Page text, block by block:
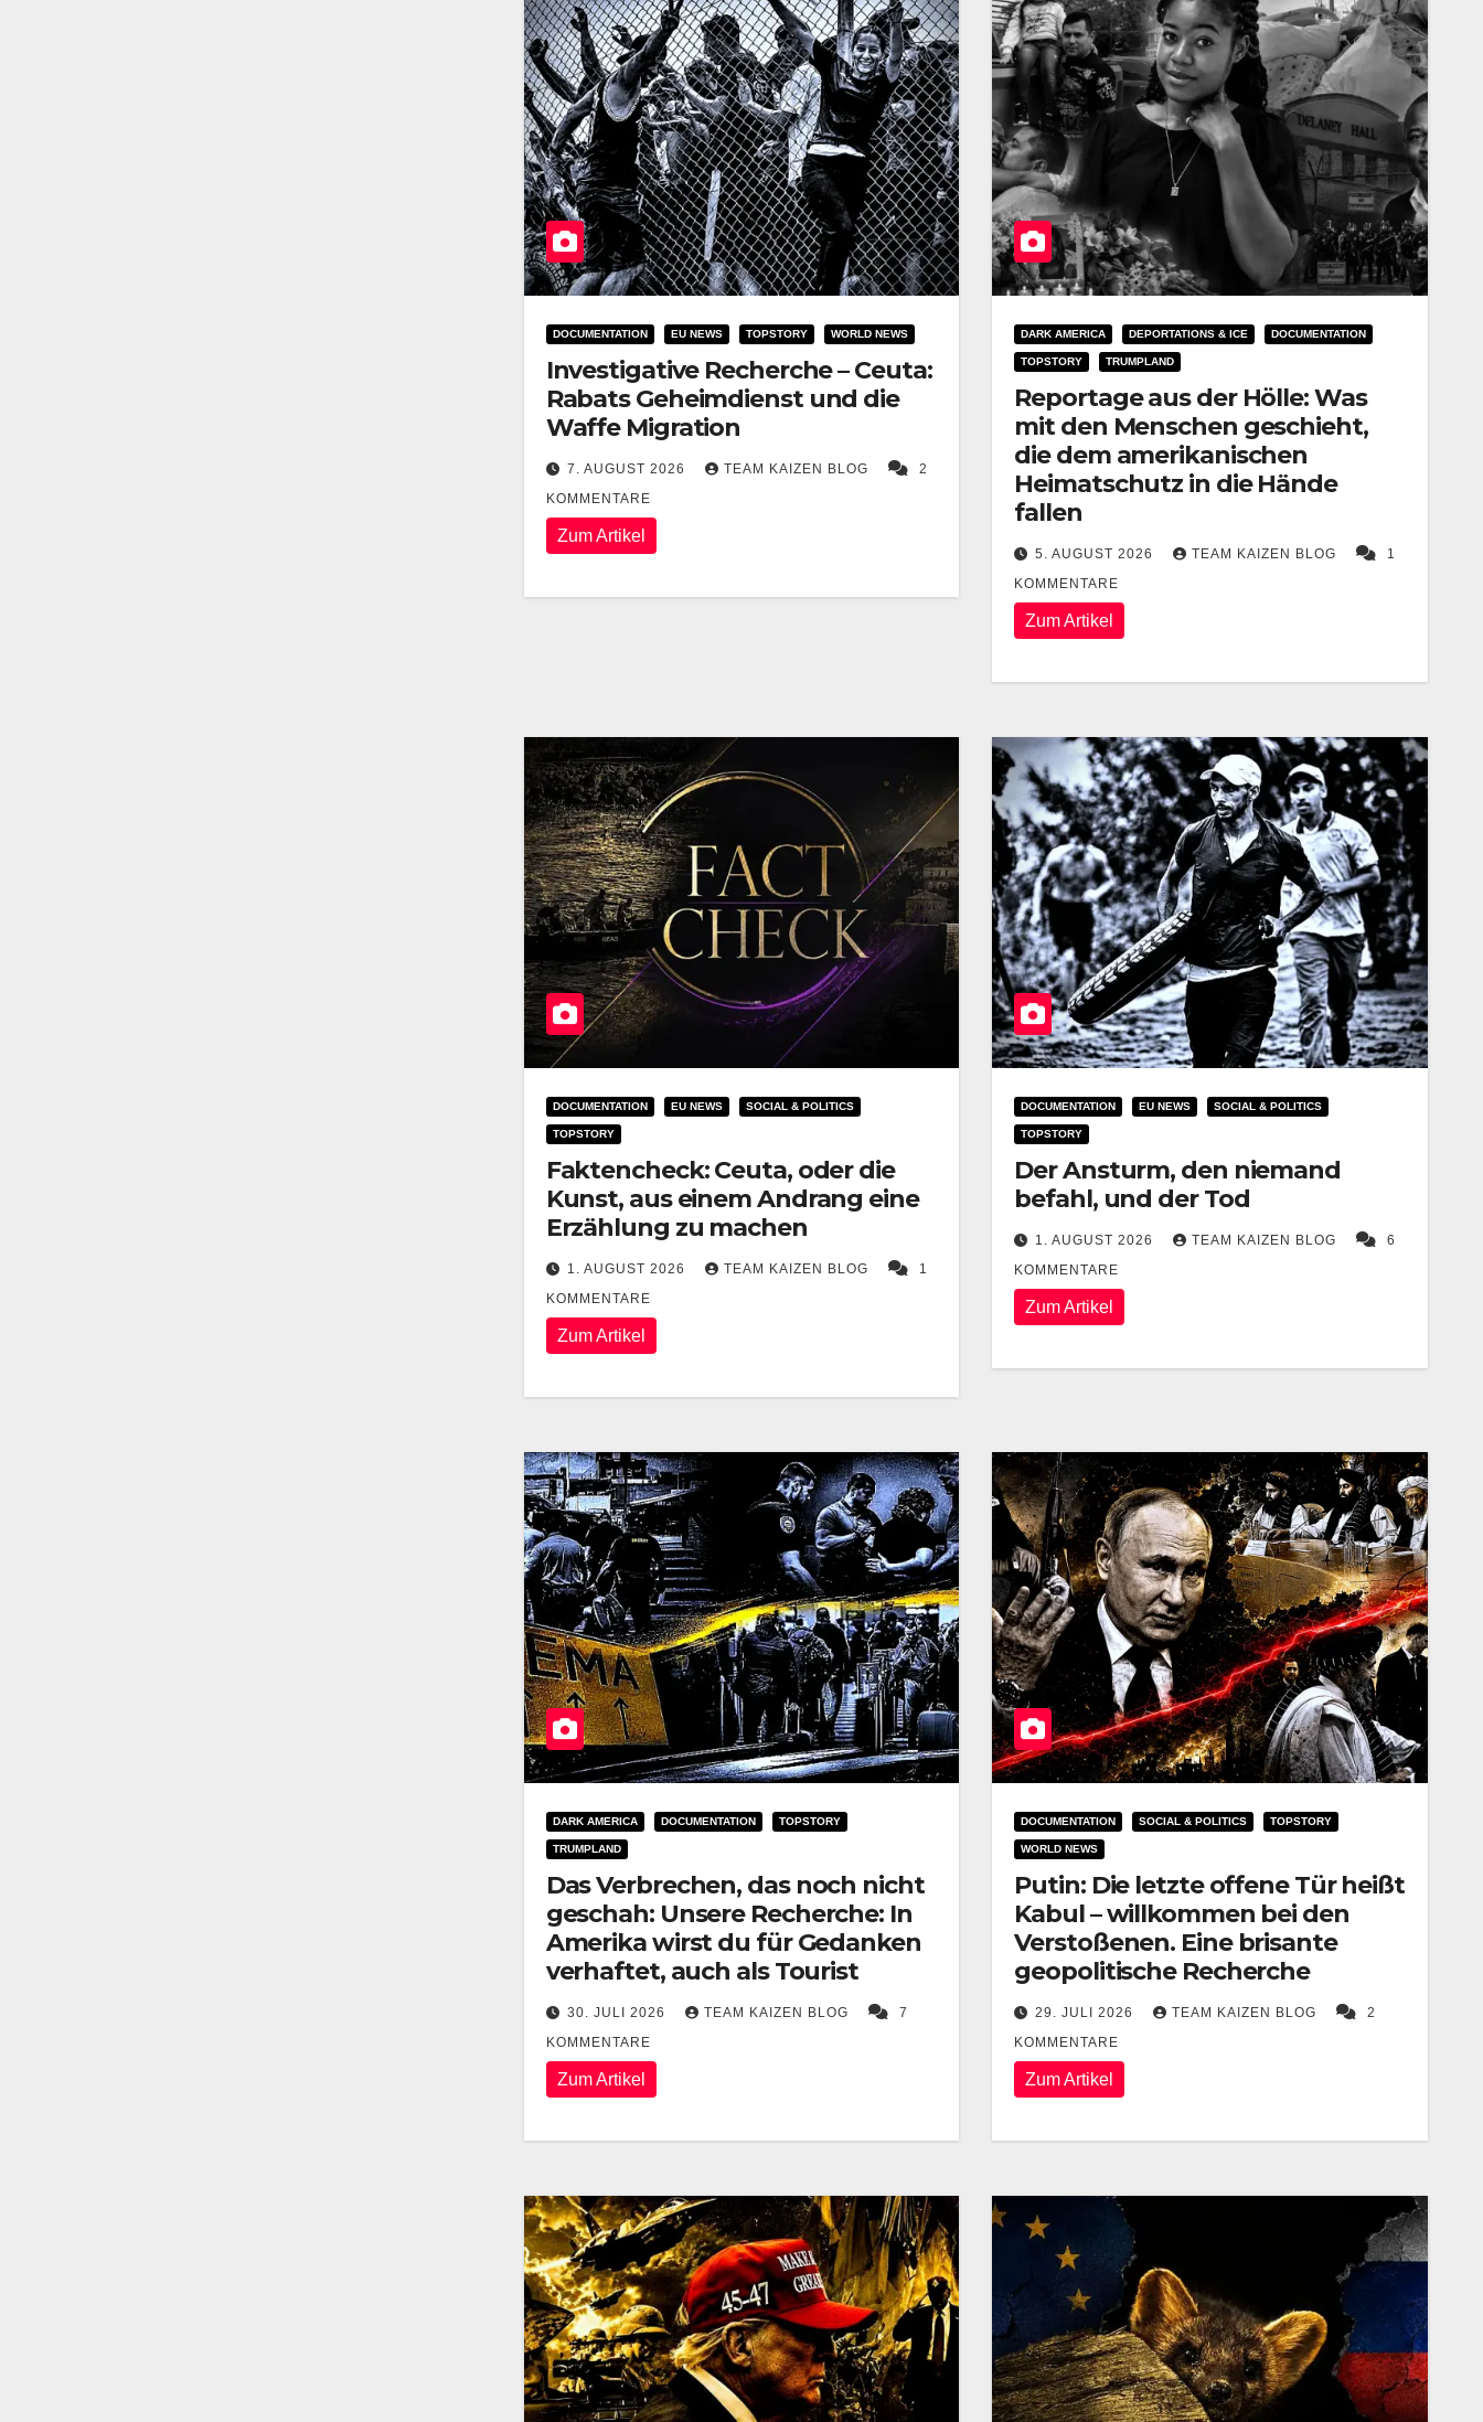
DOCUMENTATION EU NEWS TOPSTORY WORLD NEWS
Investigative Recherche – Ceuta:
Rabats Geheimdienst und die
Waffe Migration
7. AUGUST 2026 TEAM KAIZEN BLOG
2
KOMMENTARE
Zum Artikel
DARK AMERICA DEPORTATIONS & ICE DOCUMENTATION
TOPSTORY TRUMPLAND
Reportage aus der Hölle: Was
mit den Menschen geschieht,
die dem amerikanischen
Heimatschutz in die Hände
fallen
5. AUGUST 2026 TEAM KAIZEN BLOG
1
KOMMENTARE
Zum Artikel
DOCUMENTATION EU NEWS SOCIAL & POLITICS
TOPSTORY
Faktencheck: Ceuta, oder die
Kunst, aus einem Andrang eine
Erzählung zu machen
1. AUGUST 2026 TEAM KAIZEN BLOG
1
KOMMENTARE
Zum Artikel
DOCUMENTATION EU NEWS SOCIAL & POLITICS
TOPSTORY
Der Ansturm, den niemand
befahl, und der Tod
1. AUGUST 2026 TEAM KAIZEN BLOG
6
KOMMENTARE
Zum Artikel
DARK AMERICA DOCUMENTATION TOPSTORY
TRUMPLAND
Das Verbrechen, das noch nicht
geschah: Unsere Recherche: In
Amerika wirst du für Gedanken
verhaftet, auch als Tourist
30. JULI 2026 TEAM KAIZEN BLOG
7
KOMMENTARE
Zum Artikel
DOCUMENTATION SOCIAL & POLITICS TOPSTORY
WORLD NEWS
Putin: Die letzte offene Tür heißt
Kabul – willkommen bei den
Verstoßenen. Eine brisante
geopolitische Recherche
29. JULI 2026 TEAM KAIZEN BLOG
2
KOMMENTARE
Zum Artikel